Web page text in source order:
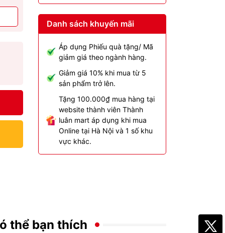
Danh sách khuyến mãi
Áp dụng Phiếu quà tặng/ Mã
giảm giá theo ngành hàng.
Giảm giá 10% khi mua từ 5
sản phẩm trở lên.
Tặng 100.000₫ mua hàng tại
website thành viên Thành
luân mart áp dụng khi mua
Online tại Hà Nội và 1 số khu
vực khác.
thể bạn thích